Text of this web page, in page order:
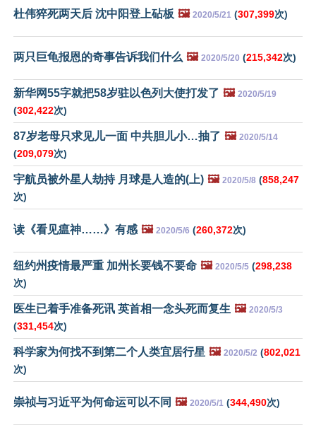
杜伟猝死两天后 沈中阳登上砧板 🖼️ 2020/5/21 (307,399次)
两只巨龟报恩的奇事告诉我们什么 🖼️ 2020/5/20 (215,342次)
新华网55字就把58岁驻以色列大使打发了 🖼️ 2020/5/19
(302,422次)
87岁老母只求见儿一面 中共胆儿小…抽了 🖼️ 2020/5/14
(209,079次)
宇航员被外星人劫持 月球是人造的(上) 🖼️ 2020/5/8 (858,247
次)
读《看见瘟神……》有感 🖼️ 2020/5/6 (260,372次)
纽约州疫情最严重 加州长要钱不要命 🖼️ 2020/5/5 (298,238
次)
医生已着手准备死讯 英首相一念头死而复生 🖼️ 2020/5/3
(331,454次)
科学家为何找不到第二个人类宜居行星 🖼️ 2020/5/2 (802,021
次)
崇祯与习近平为何命运可以不同 🖼️ 2020/5/1 (344,490次)